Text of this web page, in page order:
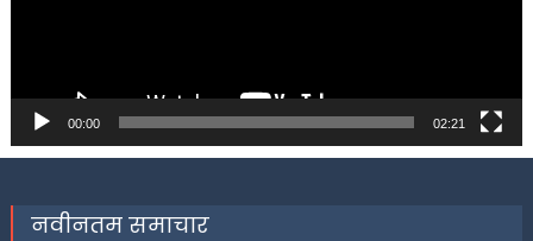
00:00 02:21
नवीनतम समाचार